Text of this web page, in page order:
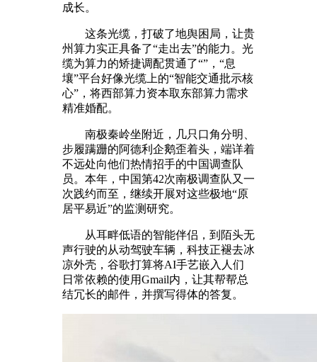
成长。
这条光缆，打破了地舆困局，让贵
州算力实正具备了“走出去”的能力。光
缆为算力的矫捷调配贯通了“”，“息
壤”平台好像光缆上的“智能交通批示核
心”，将西部算力资本取东部算力需求
精准婚配。
南极秦岭坐附近，几只口角分明、
步履蹒跚的阿德利企鹅歪着头，端详着
不远处向他们热情招手的中国调查队
员。本年，中国第42次南极调查队又一
次践约而至，继续开展对这些极地“原
居平易近”的监测研究。
从耳畔低语的智能伴侣，到陌头无
声行驶的从动驾驶车辆，科技正褪去冰
凉外壳，谷歌打算将AI手艺嵌入人们
日常依赖的使用Gmail内，让其帮帮总
结冗长的邮件，并撰写得体的答复。